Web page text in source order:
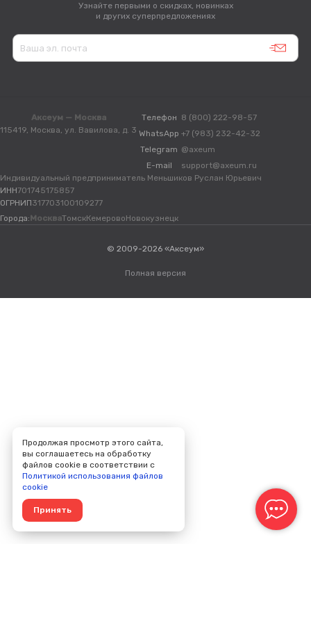
Узнайте первыми о скидках, новинках
и других суперпредложениях
Аксеум — Москва
115419, Москва, ул. Вавилова, д. 3
Телефон 8 (800) 222-98-57
WhatsApp +7 (983) 232-42-32
Telegram @axeum
E-mail
support@axeum.ru
Индивидуальный предприниматель Меньшиков Руслан Юрьевич
ИНН701745175857
ОГРНИП317703100109277
Города: МоскваТомскКемеровоНовокузнецк
© 2009-2026 «Аксеум»
Полная версия
Продолжая просмотр этого сайта,
вы соглашаетесь на обработку
файлов cookie в соответствии с
Политикой использования файлов
cookie
Принять